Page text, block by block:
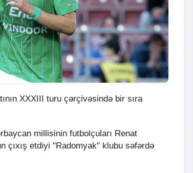
XXXIII turu çərçivəsində bir sıra
millisinin futbolçuları Renat
çıxış etdiyi "Radomyak" klubu səfərdə